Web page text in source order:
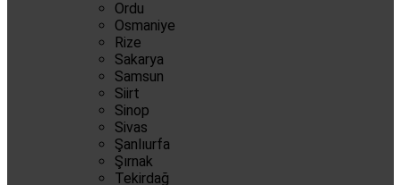
Ordu
Osmaniye
Rize
Sakarya
Samsun
Siirt
Sinop
Sivas
Şanlıurfa
Şırnak
Tekirdağ